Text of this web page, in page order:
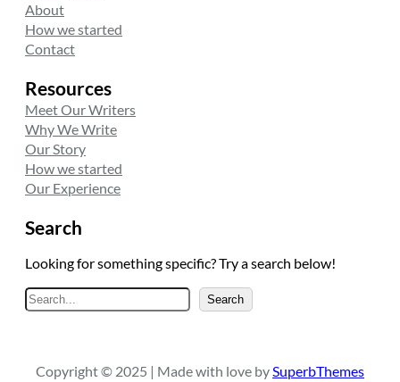
About
How we started
Contact
Resources
Meet Our Writers
Why We Write
Our Story
How we started
Our Experience
Search
Looking for something specific? Try a search below!
A
r
Search
Copyright © 2025 | Made with love bySuperbThemes